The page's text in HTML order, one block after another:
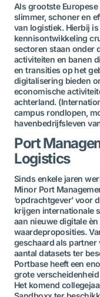
Als grootste
slimmer, schoner en
van logistiek. Hierbij
kennisontwikkeling
sectoren staan onder
activiteiten en banen
en transities op het
digitalisering bieden
economische
achterland.
campus rondlopen,
havenbedrijfsleven
Port
Logistics
Sinds enkele jaren
Minor Port
‘opdrachtgever’ voor
krijgen internationale
aan nieuwe digitale
waardeproposities.
geschaard als
aantal datasets ter
Portbase heeft een
grote
Het komend